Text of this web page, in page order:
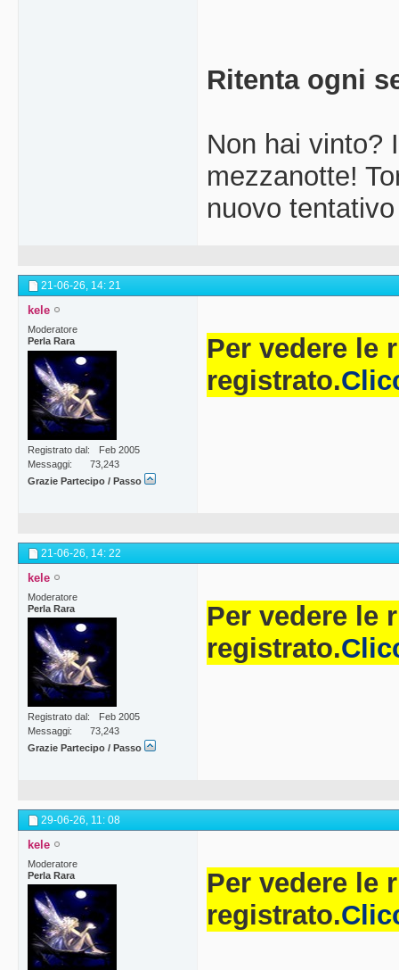
Ritenta ogni
Non hai vinto?
mezzanotte!
nuovo
21-06-26, 14: 21
kele
Moderatore
Perla Rara
Registrato dal
Feb 2005
Messaggi
73,243
Grazie Partecipo / Passo
Per vedere le
registrato.
21-06-26, 14: 22
kele
Moderatore
Perla Rara
Registrato dal
Feb 2005
Messaggi
73,243
Grazie Partecipo / Passo
Per vedere le
registrato.
29-06-26, 11: 08
kele
Moderatore
Perla Rara
Per vedere le
registrato.